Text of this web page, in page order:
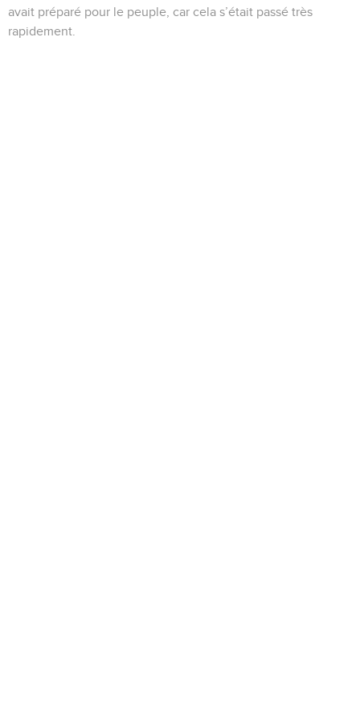
avait préparé pour le peuple, car cela s’était passé très
rapidement.